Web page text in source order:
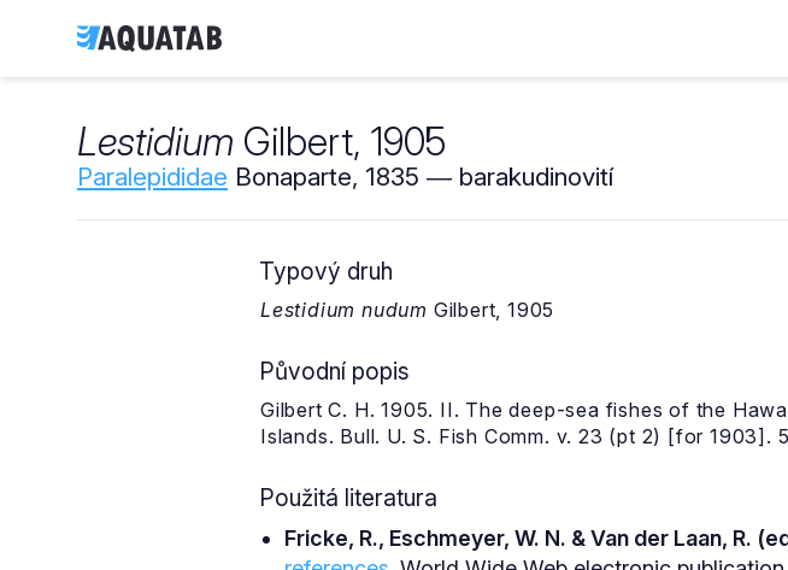
Lestidium Gilbert, 1905
Paralepididae Bonaparte, 1835 ― barakudinovití
Typový druh
Lestidium nudum Gilbert, 1905
Původní popis
Gilbert C. H. 1905. II. The deep-sea fishes of the
Islands. Bull. U. S. Fish Comm. v. 23 (pt 2) [for 1903].
Použitá literatura
Fricke, R., Eschmeyer, W. N. & Van der Laan, R.